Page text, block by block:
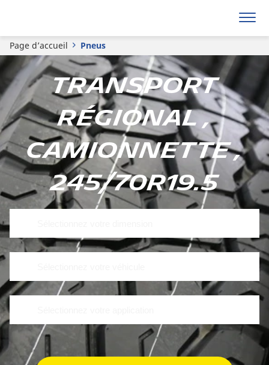
Page d’accueil Pneus
Transport
régional ,
Camionnette ,
245/70R19.5